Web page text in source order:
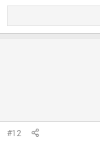
#12